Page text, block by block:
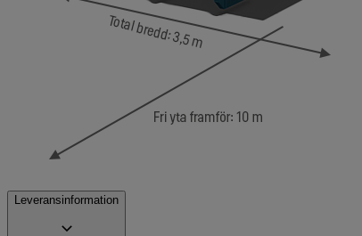
Leveransinformation